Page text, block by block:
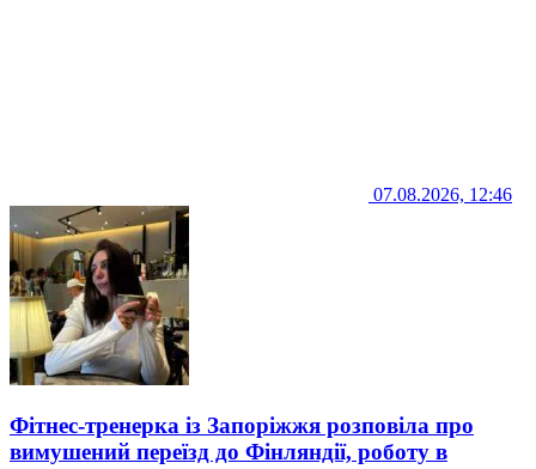
07.08.2026, 12:46
Фітнес-тренерка із Запоріжжя розповіла про
вимушений переїзд до Фінляндії, роботу в